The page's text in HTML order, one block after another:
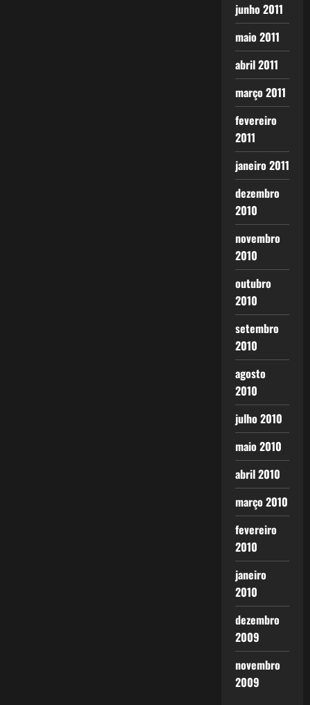
junho 2011
maio 2011
abril 2011
março 2011
fevereiro
2011
janeiro 2011
dezembro
2010
novembro
2010
outubro
2010
setembro
2010
agosto
2010
julho 2010
maio 2010
abril 2010
março 2010
fevereiro
2010
janeiro
2010
dezembro
2009
novembro
2009